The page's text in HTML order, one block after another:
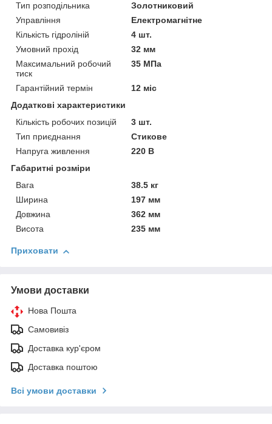
Тип розподільника
Золотниковий
Управління
Електромагнітне
Кількість гідроліній
4 шт.
Умовний прохід
32 мм
Максимальний робочий
тиск
35 МПа
Гарантійний термін
12 міс
Додаткові характеристики
Кількість робочих позицій
3 шт.
Тип приєднання
Стикове
Напруга живлення
220 В
Габаритні розміри
Вага
38.5 кг
Ширина
197 мм
Довжина
362 мм
Висота
235 мм
Приховати
Умови доставки
Нова Пошта
Самовивіз
Доставка кур'єром
Доставка поштою
Всі умови доставки